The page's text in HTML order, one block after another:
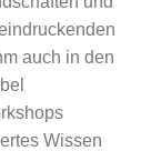
auch in den
Wissen